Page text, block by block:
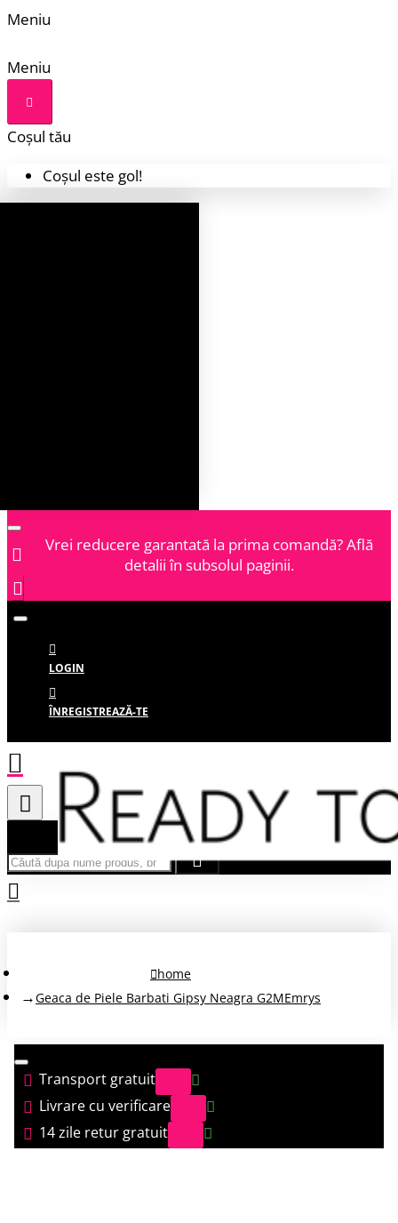
Meniu
Meniu
Coșul tău
Coșul este gol!
Vrei reducere garantată la prima comandă? Află
detalii în subsolul paginii.
LOGIN
ÎNREGISTREAZĂ-TE
Căută după nume produs, brand...
home
Geaca de Piele Barbati Gipsy Neagra G2MEmrys
Transport gratuit
Livrare cu verificare
14 zile retur gratuit